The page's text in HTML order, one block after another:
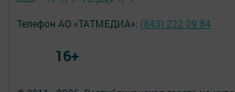
Телефон АО «ТАТМЕДИА»: (843) 222 09 84
16+